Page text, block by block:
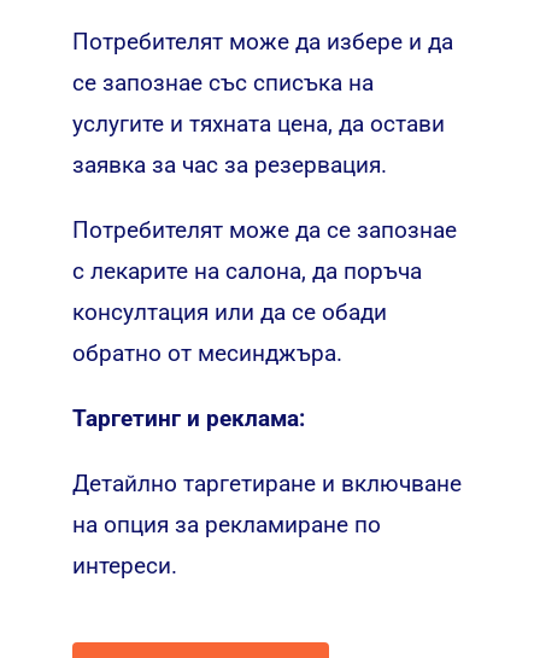
Потребителят може да избере и да
се запознае със списъка на
услугите и тяхната цена, да остави
заявка за час за резервация.
Потребителят може да се запознае
с лекарите на салона, да поръча
консултация или да се обади
обратно от месинджъра.
Таргетинг и реклама:
Детайлно таргетиране и включване
на опция за рекламиране по
интереси.